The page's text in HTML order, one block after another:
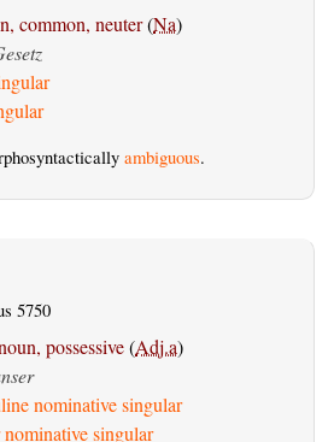
common, neuter(Na)
ambiguous.
5750
possessive(Adj.a)
nominative singular
singular